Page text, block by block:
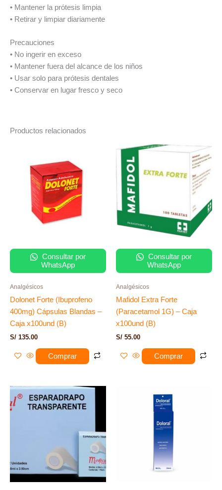
• Mantener la prótesis limpia
• Retirar y limpiar diariamente
Precauciones
• No ingerir en exceso
• Mantener fuera del alcance de los niños
• Usar solo para prótesis dentales
• Conservar en lugar fresco y seco
Productos relacionados
Consultar por
WhatsApp
Analgésicos
Dolonet Forte (Ibuprofeno
400mg) Cápsulas Blandas –
Caja x100und (B)
S/ 135.00
Comprar
Consultar por
WhatsApp
Analgésicos
Mafidol Extra Forte
(Paracetamol 1G) – Caja
x100und (B)
S/ 55.00
Comprar